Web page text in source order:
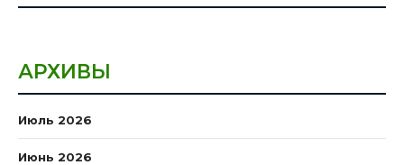
АРХИВЫ
Июль 2026
Июнь 2026